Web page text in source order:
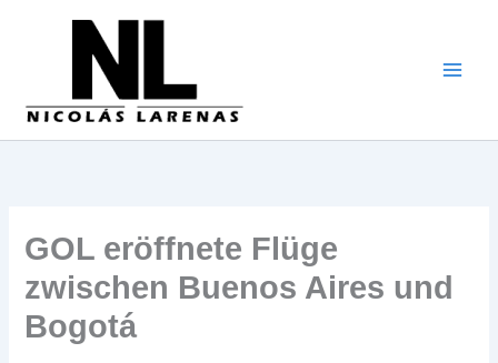
GOL eröffnete Flüge
zwischen Buenos Aires und
Bogotá